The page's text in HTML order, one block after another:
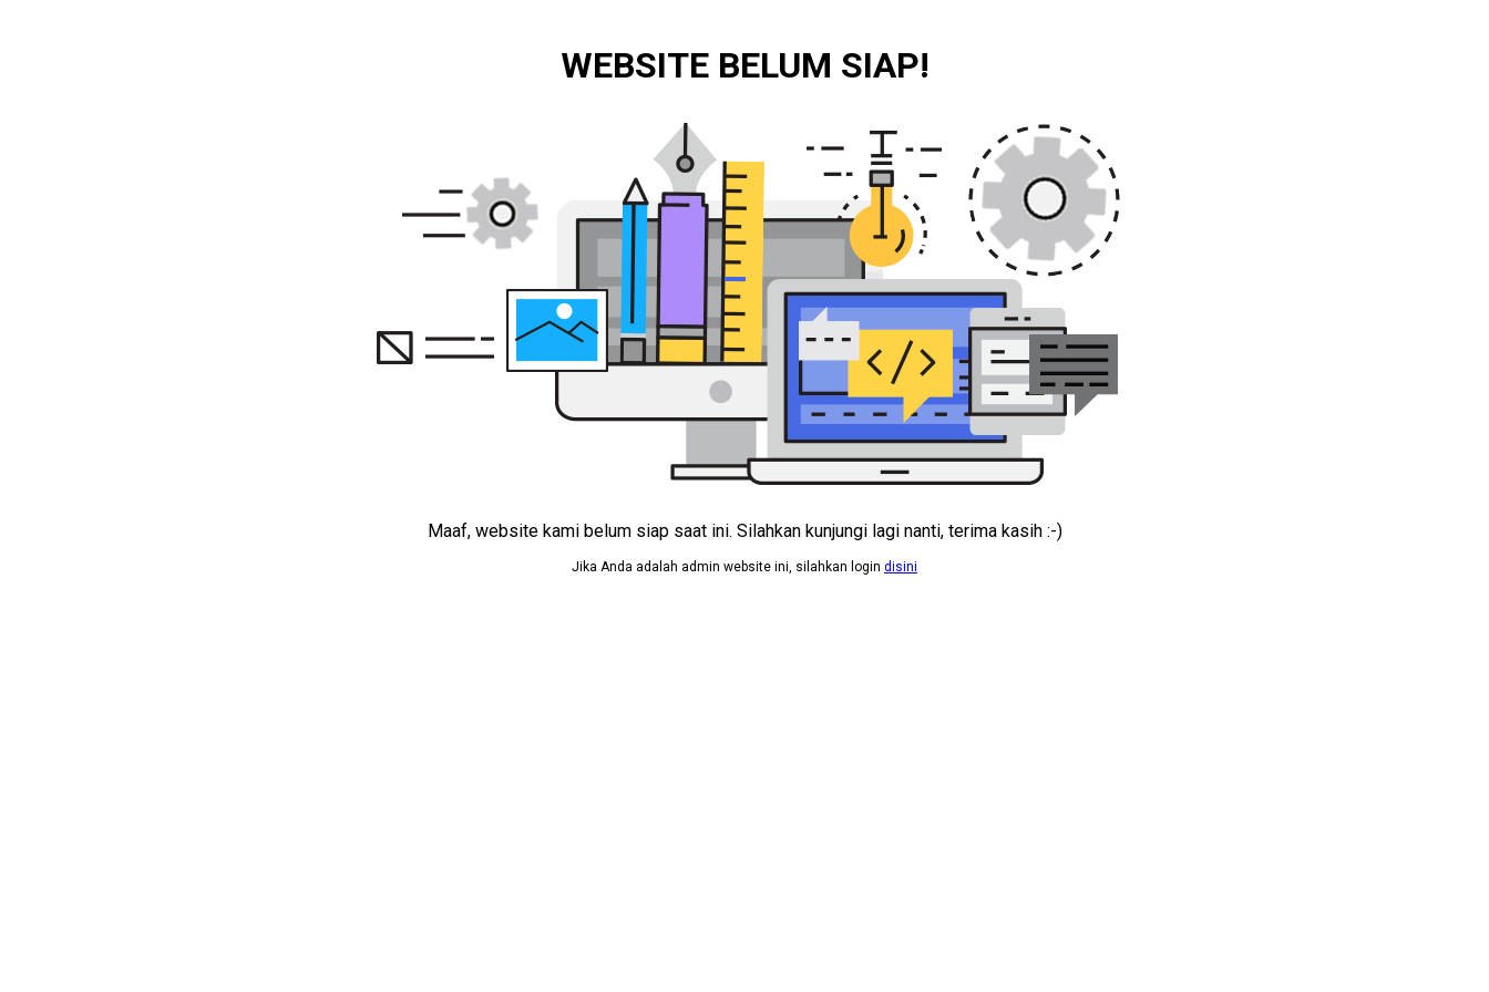
WEBSITE BELUM SIAP!
Maaf, website kami belum siap saat ini. Silahkan kunjungi lagi nanti, terima kasih :-)
Jika Anda adalah admin website ini, silahkan login disini